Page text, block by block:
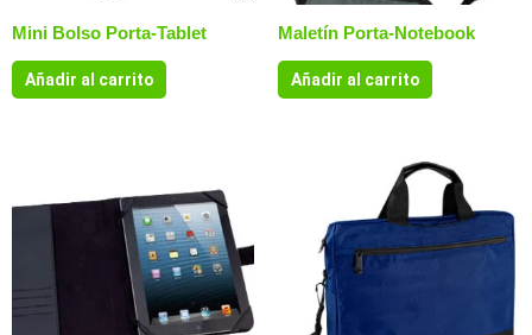
Mini Bolso Porta-Tablet
Añadir al carrito
Maletín Porta-Notebook
Añadir al carrito